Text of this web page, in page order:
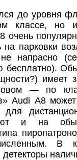
до уровня
классе, но
очень
на парковки
напрасно
бесплатно).
— по
Audi А8
и на
В